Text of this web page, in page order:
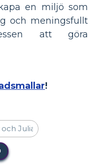
en miljö som
och meningsfullt
att göra
!